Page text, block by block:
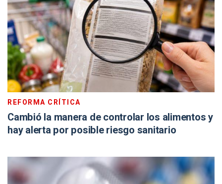
REFORMA CRÍTICA
Cambió la manera de controlar los alimentos y
hay alerta por posible riesgo sanitario